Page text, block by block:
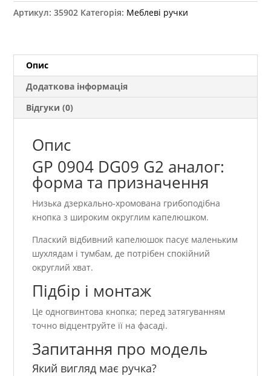
G2
Артикул:35902 Категорія: Меблеві ручки
Опис
Додаткова інформація
Відгуки (0)
Опис
GP 0904 DG09 G2 аналог:
форма та призначення
Низька дзеркально-хромована грибоподібна
кнопка з широким округлим капелюшком.
Плаский відбивний капелюшок пасує маленьким
шухлядам і тумбам, де потрібен спокійний
округлий хват.
Підбір і монтаж
Це одногвинтова кнопка; перед затягуванням
точно відцентруйте її на фасаді.
Запитання про модель
Який вигляд має ручка?